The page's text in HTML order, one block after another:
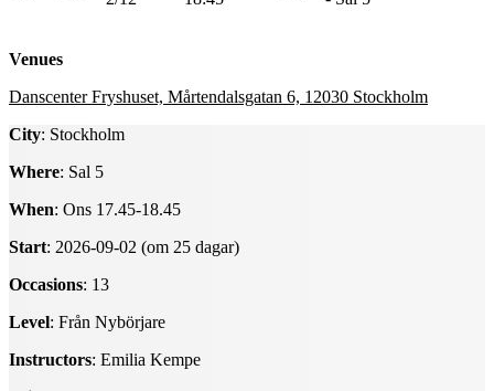
Venues
Danscenter Fryshuset, Mårtendalsgatan 6, 12030 Stockholm
City: Stockholm
Where: Sal 5
When: Ons 17.45-18.45
Start: 2026-09-02 (om 25 dagar)
Occasions: 13
Level: Från Nybörjare
Instructors: Emilia Kempe